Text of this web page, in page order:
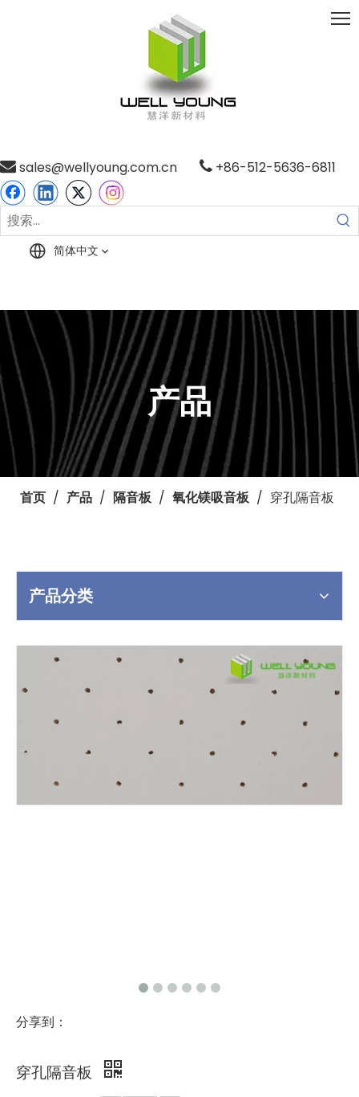
 sales@wellyoung.com.cn  +86-512-5636-6811
简体中文
产品
首页 / 产品 / 隔音板 / 氧化镁吸音板 / 穿孔隔音板
产品分类
分享到：
穿孔隔音板